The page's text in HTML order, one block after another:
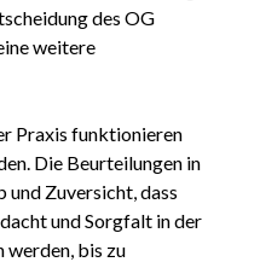
des OG
weitere
Praxis funktionieren
Die Beurteilungen in
und Zuversicht, dass
und Sorgfalt in der
werden, bis zu